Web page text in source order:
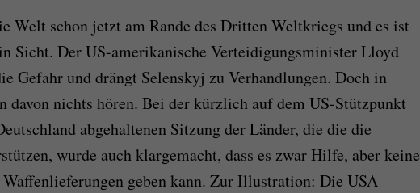
Welt schon jetzt am Rande des Dritten Weltkriegs und es ist
Sicht. Der US-amerikanische Verteidigungsminister Lloyd
Gefahr und drängt Selenskyj zu Verhandlungen. Doch in
davon nichts hören. Bei der kürzlich auf dem US-Stützpunkt
abgehaltenen Sitzung der Länder, die die die
wurde auch klargemacht, dass es zwar Hilfe, aber keine
Waffenlieferungen geben kann. Zur Illustration: Die USA